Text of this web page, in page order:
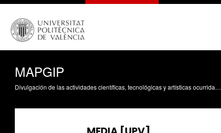
MAPGIP
Divulgación de las actividades científicas, tecnológicas y artísticas ocurridas en los tres campus de la UPV